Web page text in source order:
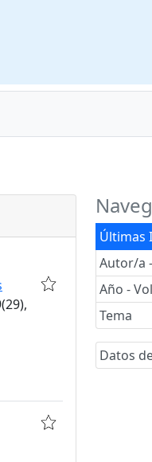
desplegable
Últimas
Autor/a
Año -
Tema
Datos